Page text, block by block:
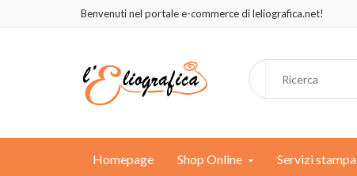
Benvenuti nel portale e-commerce di leliografica.net!
Homepage Shop Online Servizi stampa